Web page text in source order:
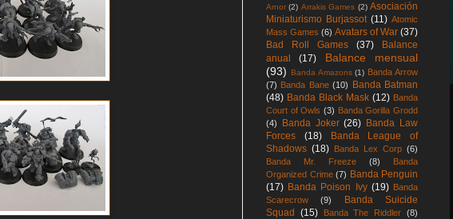
Arnor (2) Arrakis Games (2) Asociación
Miniaturismo Burjassot (11) Atomic
Mass Games (6) Avatars of War (37)
Bad Roll Games
(37)
Balance
anual
(17)
Balance mensual
(93)
Banda Amazons (1) Banda Arrow
(7) Banda Bane (10)
Banda Batman
(48) Banda Black Mask (12) Banda
Court of Owls (3) Banda Gorilla Grodd
(4)
Banda Joker (26) Banda Law
Forces
(18)
Banda League of
Shadows (18) Banda Lex Corp (6)
Banda Mr. Freeze
(8)
Banda
Organized Crime (7) Banda Penguin
(17) Banda Poison Ivy (19) Banda
Scarecrow
(9)
Banda Suicide
Squad
(15) Banda The Riddler (8)